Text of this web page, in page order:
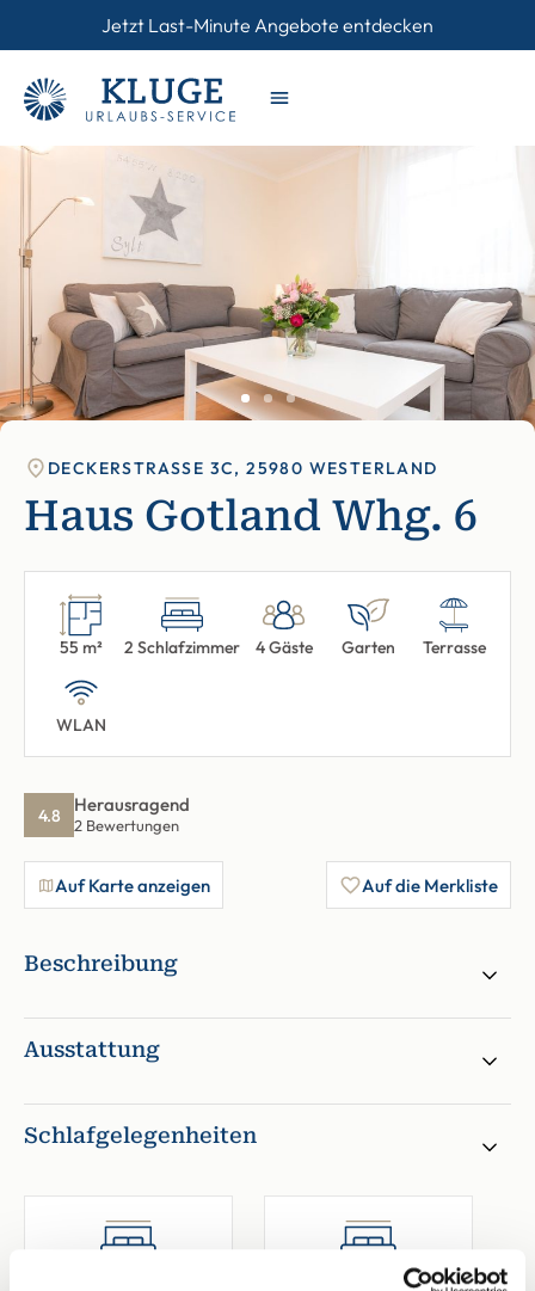
Jetzt Last-Minute Angebote entdecken
DECKERSTRASSE 3C, 25980 WESTERLAND
Haus Gotland Whg. 6
55 m² 2 Schlafzimmer 4 Gäste Garten Terrasse
WLAN
4.8 Herausragend
2 Bewertungen
Auf Karte anzeigen Auf die Merkliste
Beschreibung
Ausstattung
Schlafgelegenheiten
2. Schlafzimmer